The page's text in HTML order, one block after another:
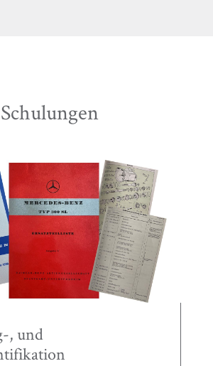
, und